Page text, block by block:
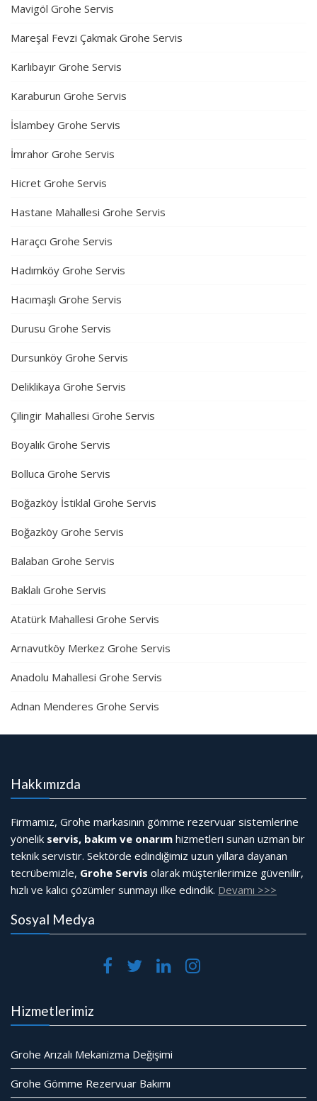
Mavigöl Grohe Servis
Mareşal Fevzi Çakmak Grohe Servis
Karlıbayır Grohe Servis
Karaburun Grohe Servis
İslambey Grohe Servis
İmrahor Grohe Servis
Hicret Grohe Servis
Hastane Mahallesi Grohe Servis
Haraçcı Grohe Servis
Hadımköy Grohe Servis
Hacımaşlı Grohe Servis
Durusu Grohe Servis
Dursunköy Grohe Servis
Deliklikaya Grohe Servis
Çilingir Mahallesi Grohe Servis
Boyalık Grohe Servis
Bolluca Grohe Servis
Boğazköy İstiklal Grohe Servis
Boğazköy Grohe Servis
Balaban Grohe Servis
Baklalı Grohe Servis
Atatürk Mahallesi Grohe Servis
Arnavutköy Merkez Grohe Servis
Anadolu Mahallesi Grohe Servis
Adnan Menderes Grohe Servis
Hakkımızda
Firmamız, Grohe markasının gömme rezervuar sistemlerine
yönelik servis, bakım ve onarım hizmetleri sunan uzman bir
teknik servistir. Sektörde edindiğimiz uzun yıllara dayanan
tecrübemizle, Grohe Servis olarak müşterilerimize güvenilir,
hızlı ve kalıcı çözümler sunmayı ilke edindik. Devamı >>>
Sosyal Medya
Hizmetlerimiz
Grohe Arızalı Mekanizma Değişimi
Grohe Gömme Rezervuar Bakımı